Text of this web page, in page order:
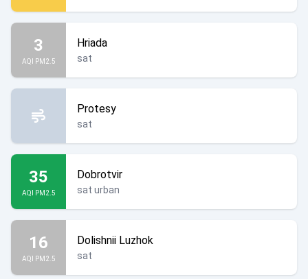
3
AQI PM2.5
Hriada
sat
Protesy
sat
35
AQI PM2.5
Dobrotvir
sat urban
16
AQI PM2.5
Dolishnii Luzhok
sat